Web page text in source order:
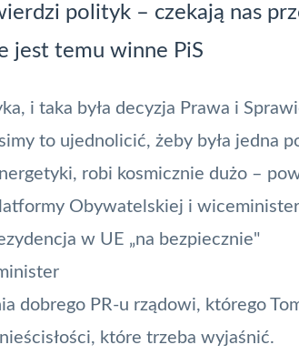
polityk – czekają nas
jest temu winne PiS
i taka była decyzja Prawa i
to ujednolicić, żeby była jedna
robi kosmicznie dużo –
Obywatelskiej i
w UE „na bezpiecznie"
dobrego PR-u rządowi, którego
które trzeba wyjaśnić.